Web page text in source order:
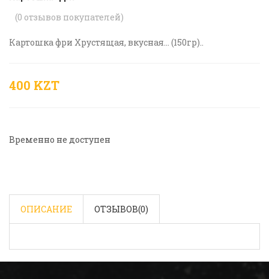
(0 отзывов покупателей)
Картошка фри Хрустящая, вкусная... (150гр)..
400 KZT
Временно не доступен
ОПИСАНИЕ ОТЗЫВОВ(0)